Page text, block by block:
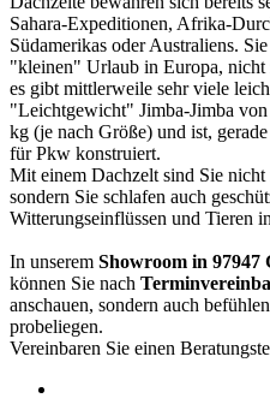
Sahara-Expeditionen, Afrika-
Südamerikas oder Australiens.
"kleinen" Urlaub in Europa, nicht
es gibt mittlerweile sehr viele
"Leichtgewicht" Jimba-Jimba
kg (je nach Größe) und ist,
für Pkw konstruiert.
Mit einem Dachzelt sind Sie
sondern Sie schlafen auch
Witterungseinflüssen und Tieren
In unserem Showroom in 97947
können Sie nach
anschauen, sondern auch
probeliegen.
Vereinbaren Sie einen